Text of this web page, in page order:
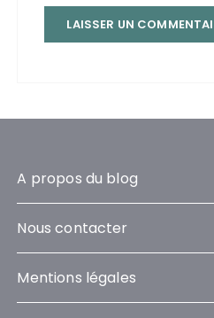
A propos du blog
Nous contacter
Mentions légales